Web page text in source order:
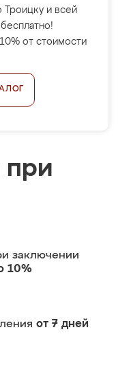
и всей
от стоимости
при
заключении
10%
от 7 дней